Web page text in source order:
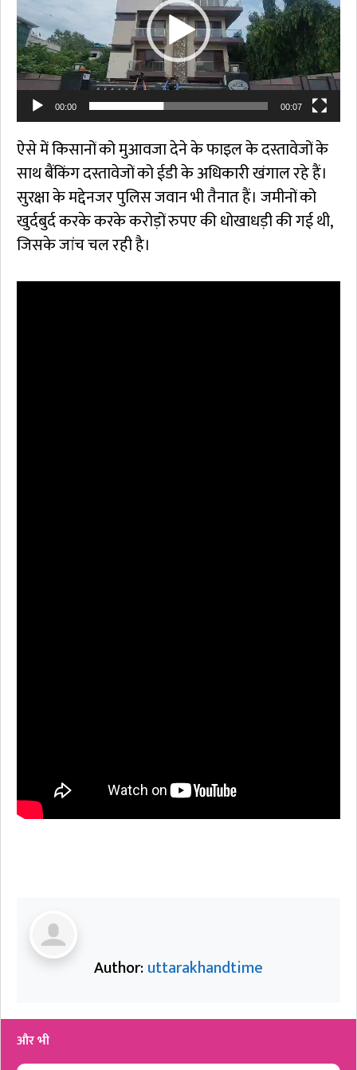
00:00 00:07
ऐसे में किसानों को मुआवजा देने के फाइल के दस्तावेजों के
साथ बैंकिंग दस्तावेजों को ईडी के अधिकारी खंगाल रहे हैं।
सुरक्षा के मद्देनजर पुलिस जवान भी तैनात हैं। जमीनों को
खुर्दबुर्द करके करके करोड़ों रुपए की धोखाधड़ी की गई थी,
जिसके जांच चल रही है।
Author:uttarakhandtime
और भी